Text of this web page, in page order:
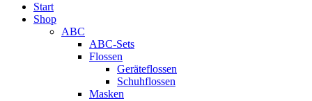
Start
Shop
ABC
ABC-Sets
Flossen
Geräteflossen
Schuhflossen
Masken